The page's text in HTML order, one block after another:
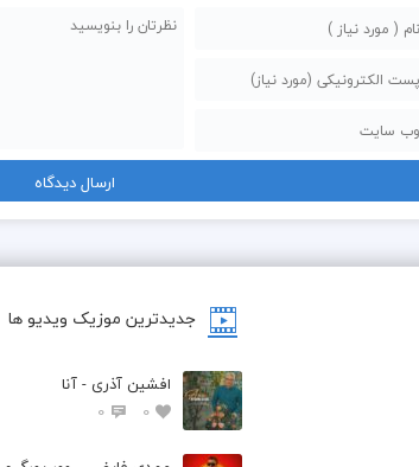
جدیدترین موزیک ویدیو ها
افشین آذری - آنا
0
0